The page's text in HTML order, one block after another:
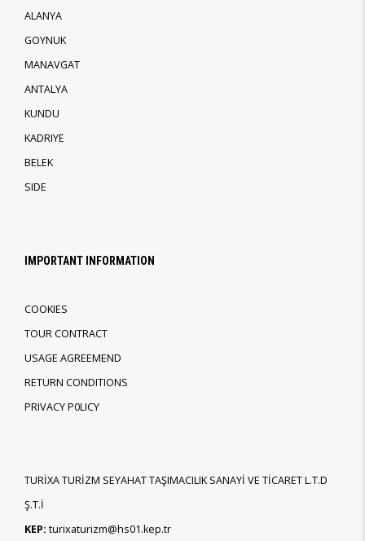
ALANYA
GOYNUK
MANAVGAT
ANTALYA
KUNDU
KADRIYE
BELEK
SIDE
IMPORTANT INFORMATION
COOKIES
TOUR CONTRACT
USAGE AGREEMEND
RETURN CONDITIONS
PRIVACY P0LICY
TURİXA TURİZM SEYAHAT TAŞIMACILIK SANAYİ VE TİCARET L.T.D
Ş.T.İ
KEP: turixaturizm@hs01.kep.tr